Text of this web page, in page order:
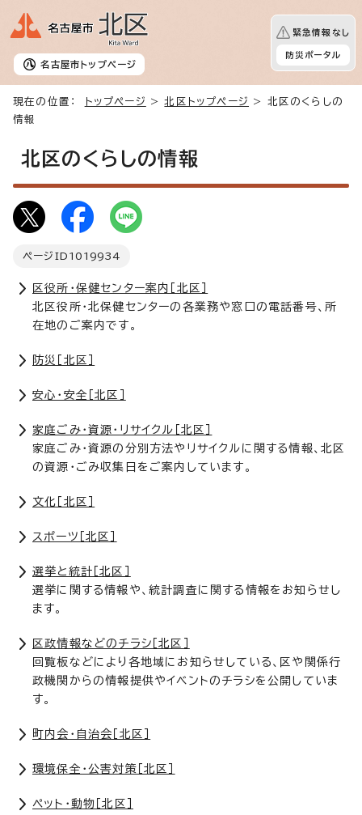
名古屋市 トップページ
緊急情報なし
防災ポータル
現在の位置： トップページ >北区トップページ
> 北区のくらしの
情報
北区のくらしの情報
ページID 1019934
区役所・保健センター案内［北区］
北区役所・北保健センターの各業務や窓口の電話番号、所
在地のご案内です。
防災［北区］
安心・安全［北区］
家庭ごみ・資源・リサイクル［北区］
家庭ごみ・資源の分別方法やリサイクルに関する情報、北区
の資源・ごみ収集日をご案内しています。
文化［北区］
スポーツ［北区］
選挙と統計［北区］
選挙に関する情報や、統計調査に関する情報をお知らせし
ます。
区政情報などのチラシ［北区］
回覧板などにより各地域にお知らせしている、区や関係行
政機関からの情報提供やイベントのチラシを公開していま
す。
町内会・自治会［北区］
環境保全・公害対策［北区］
ペット・動物［北区］